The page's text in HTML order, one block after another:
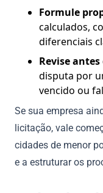
Formule
calculados,
diferenciais
Revise
disputa por
vencido ou
Se sua empresa
licitação, vale
cidades de menor
e a estruturar os